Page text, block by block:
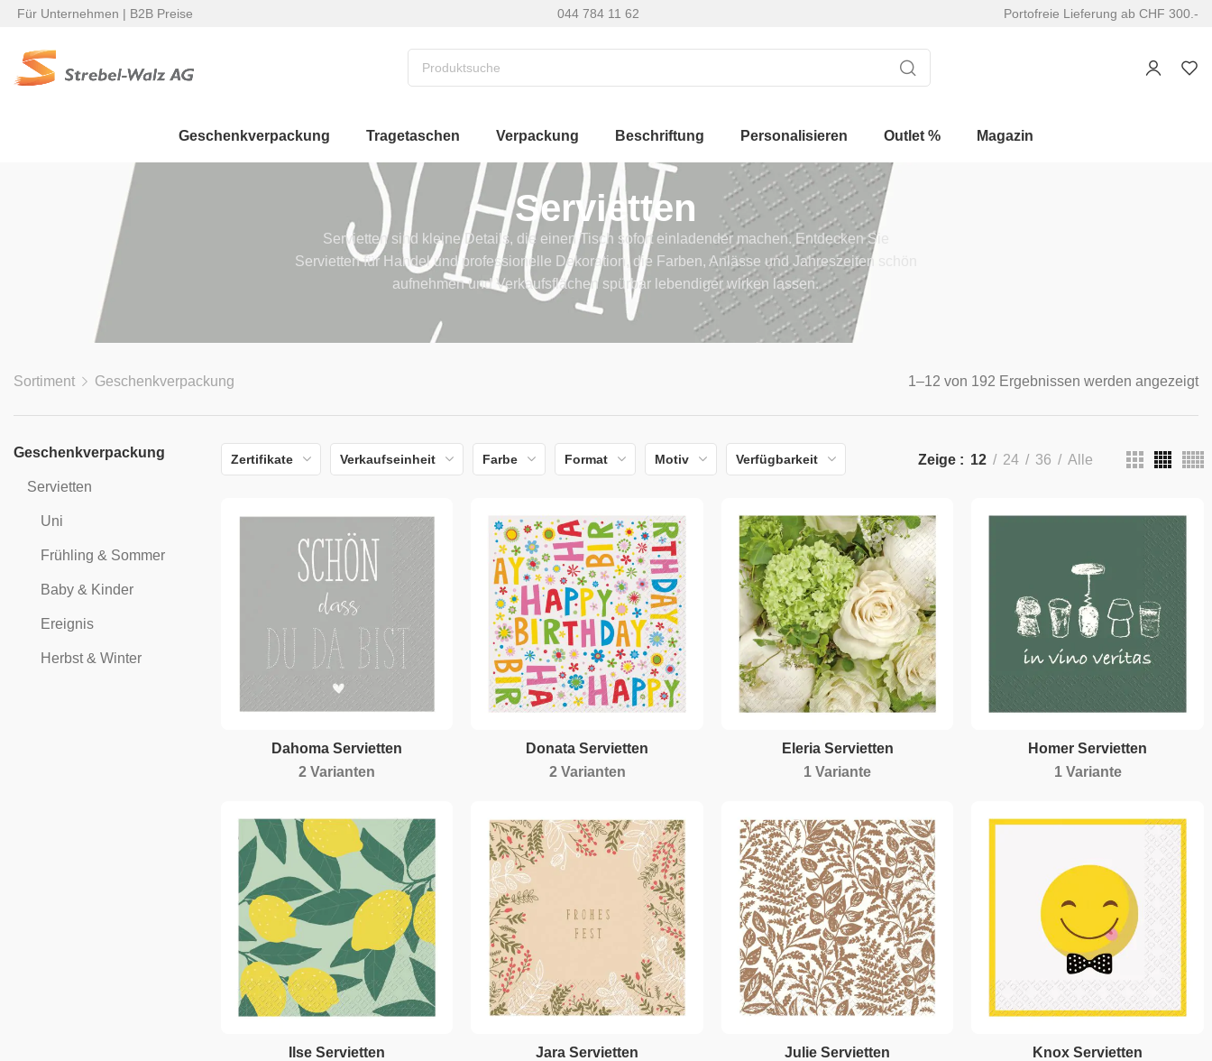
Für Unternehmen | B2B Preise 044 784 11 62 Portofreie Lieferung ab CHF 300.-
Geschenkverpackung Tragetaschen Verpackung Beschriftung Personalisieren Outlet % Magazin
Servietten
Servietten sind kleine Details, die einen Tisch sofort einladender machen. Entdecken Sie
Servietten für Handel und professionelle Dekoration, die Farben, Anlässe und Jahreszeiten schön
aufnehmen und Verkaufsflächen spürbar lebendiger wirken lassen.
Sortiment Geschenkverpackung 1–12 von 192 Ergebnissen werden angezeigt
Geschenkverpackung
Servietten
Uni
Frühling & Sommer
Baby & Kinder
Ereignis
Herbst & Winter
Zertifikate Verkaufseinheit Farbe Format Motiv Verfügbarkeit Zeige 12 24 36 Alle
Dahoma Servietten
2 Varianten
Donata Servietten
2 Varianten
Eleria Servietten
1 Variante
Homer Servietten
1 Variante
Ilse Servietten
Jara Servietten
Julie Servietten
Knox Servietten